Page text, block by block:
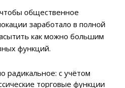
общественное
заработало в полной
как можно большим
функций.
с учётом
торговые функции